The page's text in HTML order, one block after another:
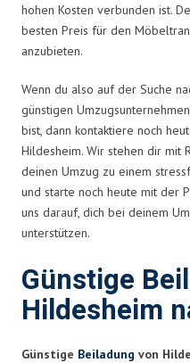
hohen Kosten verbunden ist.
besten Preis für den
anzubieten.
Wenn du also auf der Suche
günstigen
bist, dann kontaktiere noch
Hildesheim. Wir stehen dir mit
deinen Umzug zu einem
und starte noch heute mit der
uns darauf, dich bei deinem
unterstützen.
Günstige
Hildesheim
Günstige Beiladung von